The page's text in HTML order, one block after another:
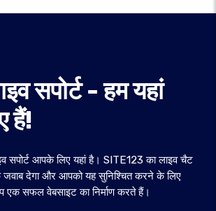
सपोर्ट - हम यहां
हैं!
सपोर्ट आपके लिए यहां है। SITE123 का लाइव चैट
जवाब देगा और आपको यह सुनिश्चित करने के लिए
एक सफल वेबसाइट का निर्माण करते हैं।